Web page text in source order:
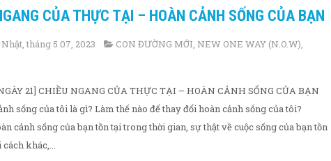
CỦA THỰC TẠI – HOÀN CẢNH SỐNG CỦA BẠN
tháng 5 07, 2023 CON ĐƯỜNG MỚI, NEW ONE WAY (N.O.W),
21] CHIỀU NGANG CỦA THỰC TẠI – HOÀN CẢNH SỐNG CỦA BẠN
sống của tôi là gì? Làm thế nào để thay đổi hoàn cảnh sống của tôi?
cảnh sống của bạn tồn tại trong thời gian, sự thật về cuộc sống của bạn tồn
khác,...